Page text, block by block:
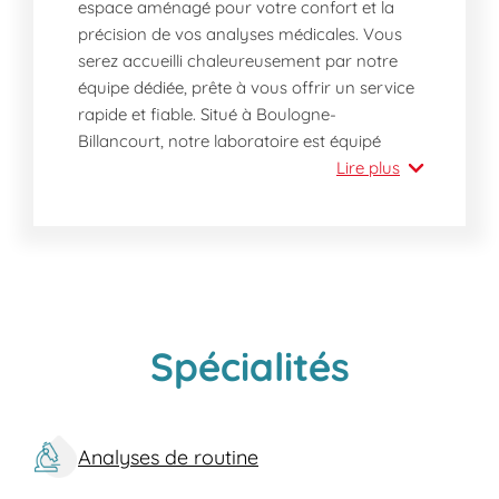
espace aménagé pour votre confort et la
précision de vos analyses médicales. Vous
serez accueilli chaleureusement par notre
équipe dédiée, prête à vous offrir un service
rapide et fiable. Situé à Boulogne-
Billancourt, notre laboratoire est équipé
d'installations vous garantissant une prise
Nos installations à Boulogne-Billancourt se
distinguent par une équipe de professionnels
rendez-vous pour une flexibilité
Lire plus
Spécialités
Analyses de routine